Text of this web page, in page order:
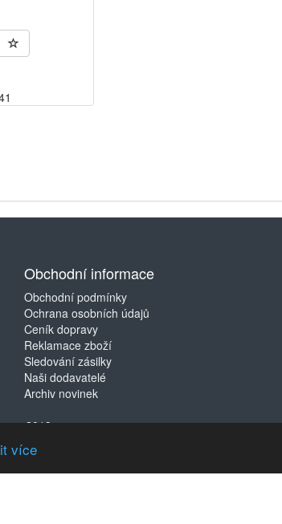
více
Obchodní informace
Obchodní podmínky
Ochrana osobních údajů
Ceník dopravy
Reklamace zboží
Sledování zásilky
Naši dodavatelé
Archiv novinek
a.s.2019